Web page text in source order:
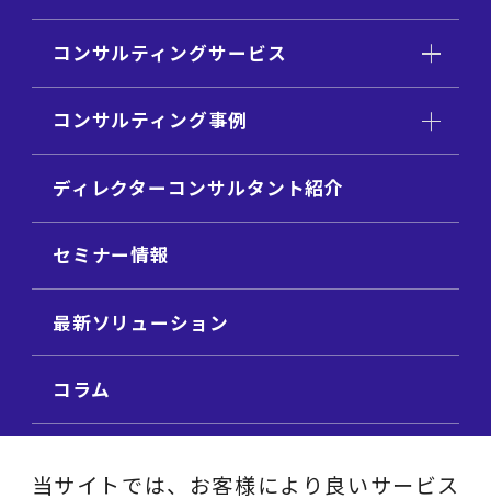
コンサルティングサービス
コンサルティング事例
ディレクターコンサルタント紹介
セミナー情報
最新ソリューション
コラム
当サイトでは、お客様により良いサービス